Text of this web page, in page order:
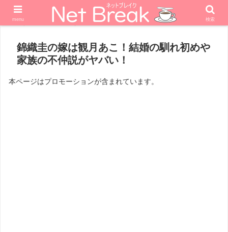
ホーム スポーツ
錦織圭の嫁は観月あこ！結婚の馴れ初めや
家族の不仲説がヤバい！
本ページはプロモーションが含まれています。
menu 検索